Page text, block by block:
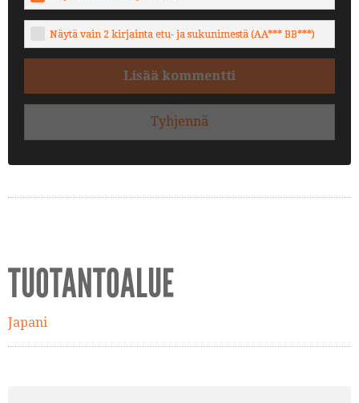
Näytä vain 2 kirjainta etu- ja sukunimestä (AA*** BB***)
Lisää kommentti
Tyhjennä
TUOTANTOALUE
Japani